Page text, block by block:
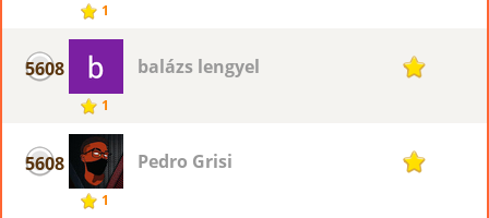
1
5608
1
balázs lengyel 1
5608
1
Pedro Grisi 1